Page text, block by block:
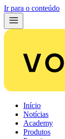
Ir para o conteúdo
Início
Notícias
Academy
Produtos